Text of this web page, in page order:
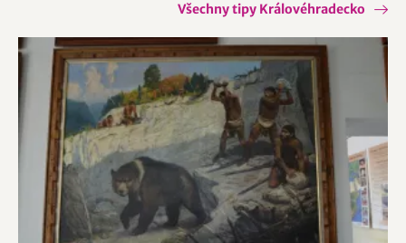
Všechny tipy Královéhradecko